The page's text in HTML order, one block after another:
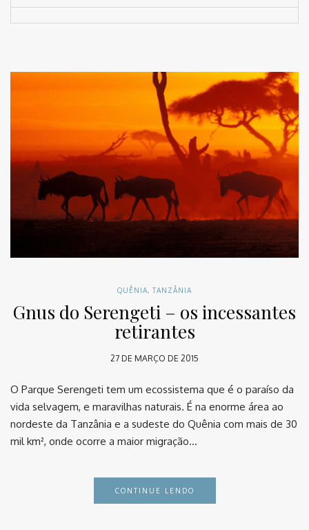
QUÊNIA, TANZÂNIA
Gnus do Serengeti – os incessantes
retirantes
27 DE MARÇO DE 2015
O Parque Serengeti tem um ecossistema que é o paraíso da
vida selvagem, e maravilhas naturais. É na enorme área ao
nordeste da Tanzânia e a sudeste do Quênia com mais de 30
mil km², onde ocorre a maior migração…
CONTINUE LENDO